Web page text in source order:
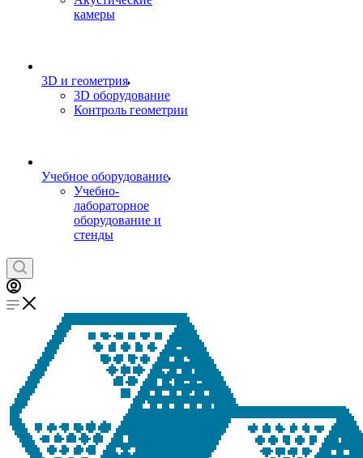
камеры
3D и геометрия
3D оборудование
Контроль геометрии
Учебное оборудование
Учебно-
лабораторное
оборудование и
стенды